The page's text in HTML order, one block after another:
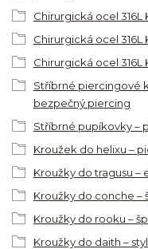
Chirurgická ocel
Chirurgická ocel
Chirurgická ocel
Stříbrné piercingové
bezpečný piercing
Stříbrné pupíkovky –
Kroužek do helixu –
Kroužky do tragusu
Kroužky do conche –
Kroužky do rooku –
Kroužky do daith –